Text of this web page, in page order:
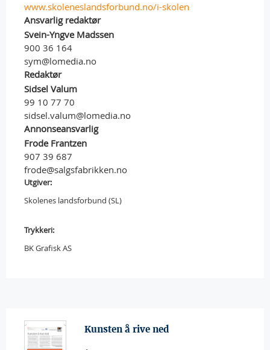
www.skoleneslandsforbund.no/i-skolen
Ansvarlig redaktør
Svein-Yngve Madssen
900 36 164
sym@lomedia.no
Redaktør
Sidsel Valum
99 10 77 70
sidsel.valum@lomedia.no
Annonseansvarlig
Frode Frantzen
907 39 687
frode@salgsfabrikken.no
Utgiver:
Skolenes landsforbund (SL)
Trykkeri:
BK Grafisk AS
Kunsten å rive ned